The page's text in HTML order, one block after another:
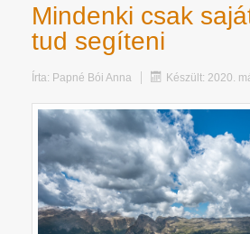
Mindenki csak
tud segíteni
Írta: Papné Bói Anna Készült: 2020.